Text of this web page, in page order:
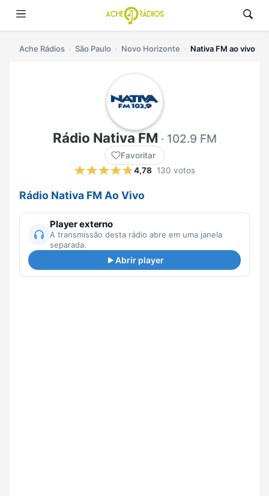
Ache Rádios São Paulo Novo Horizonte Nativa FM ao vivo
Rádio Nativa FM · 102.9 FM
Favoritar
4,78 130 votos
Rádio Nativa FM Ao Vivo
Player externo
A transmissão desta rádio abre em uma janela
separada.
Abrir player